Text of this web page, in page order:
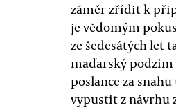
záměr zřídit k
je vědomým
ze šedesátých let
maďarský podzim
poslance za
vypustit z návrhu